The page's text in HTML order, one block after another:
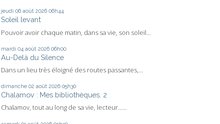
jeudi 06 août 2026 06h44
Soleil levant
Pouvoir avoir chaque matin, dans sa vie, son soleil...
mardi 04 août 2026 06h00
Au-Delà du Silence
Dans un lieu très éloigné des routes passantes,...
dimanche 02 août 2026 05h30
Chalamov : Mes bibliothèques. 2
Chalamov, tout au long de sa vie, lecteur…...